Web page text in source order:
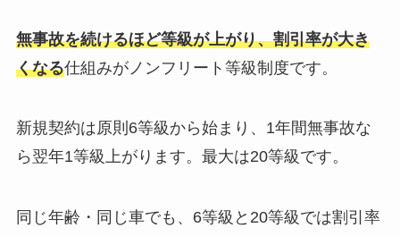
無事故を続けるほど等級が上がり、割引率が大き
くなる仕組みがノンフリート等級制度です。
新規契約は原則6等級から始まり、1年間無事故な
ら翌年1等級上がります。最大は20等級です。
同じ年齢・同じ車でも、6等級と20等級では割引率